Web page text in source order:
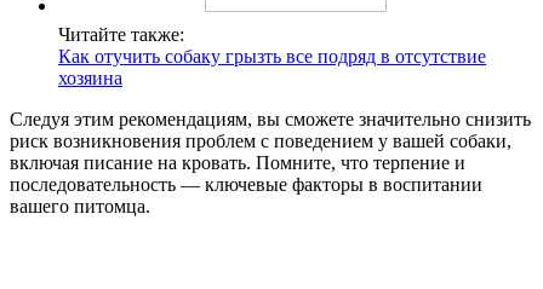
Читайте также:
Как отучить собаку грызть все подряд в отсутствие
хозяина
Следуя этим рекомендациям, вы сможете значительно снизить
риск возникновения проблем с поведением у вашей собаки,
включая писание на кровать. Помните, что терпение и
последовательность — ключевые факторы в воспитании
вашего питомца.